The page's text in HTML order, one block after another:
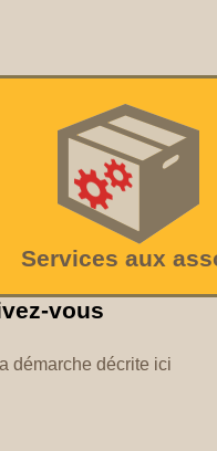
Services aux
vous
démarche décrite ici